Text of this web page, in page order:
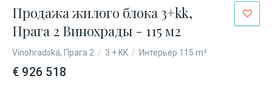
Продажа жилого блока 3+kk,
Прага 2 Винохрады - 115 м2
Vinohradská, Прага 2 / 3 + KK / Интерьер 115 m²
€ 926 518